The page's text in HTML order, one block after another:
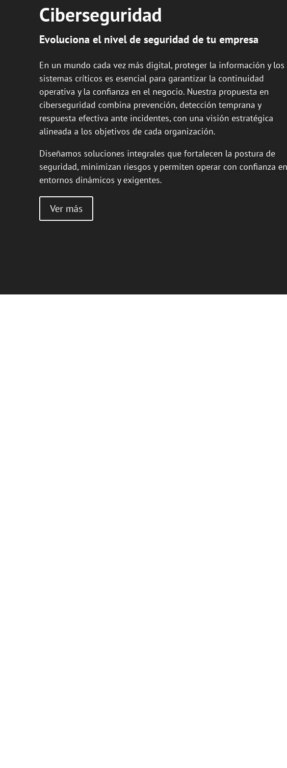
Ciberseguridad
Evoluciona el nivel de seguridad de tu empresa
En un mundo cada vez más digital, proteger la información y los
sistemas críticos es esencial para garantizar la continuidad
operativa y la confianza en el negocio. Nuestra propuesta en
ciberseguridad combina prevención, detección temprana y
respuesta efectiva ante incidentes, con una visión estratégica
alineada a los objetivos de cada organización.
Diseñamos soluciones integrales que fortalecen la postura de
seguridad, minimizan riesgos y permiten operar con confianza en
entornos dinámicos y exigentes.
Ver más